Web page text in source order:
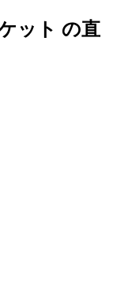
ット の直